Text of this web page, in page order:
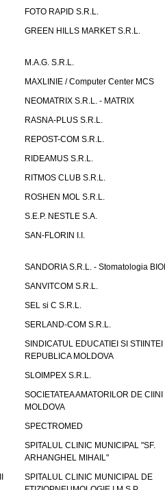
FOTO RAPID S.R.L.
GREEN HILLS MARKET S.R.L.
M.A.G. S.R.L.
MAXLINIE / Computer Center MCS
NEOMATRIX S.R.L. - MATRIX
RASNA-PLUS S.R.L.
REPOST-COM S.R.L.
RIDEAMUS S.R.L.
RITMOS CLUB S.R.L.
ROSHEN MOL S.R.L.
S.E.P. NESTLE S.A.
SAN-FLORIN I.I.
SANDORIA S.R.L. - Stomatologia
SANVITCOM S.R.L.
SEL si C S.R.L.
SERLAND-COM S.R.L.
SINDICATUL EDUCATIEI SI STIINTEI
REPUBLICA MOLDOVA
SLOIMPEX S.R.L.
SOCIETATEA AMATORILOR DE CIINI
MOLDOVA
SPECTROMED
SPITALUL CLINIC MUNICIPAL "SF.
ARHANGHEL MIHAIL"
SPITALUL CLINIC MUNICIPAL DE